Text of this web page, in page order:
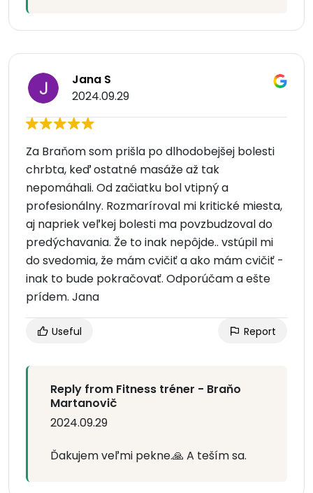
Jana S
2024.09.29
Za Braňom som prišla po dlhodobejšej bolesti
chrbta, keď ostatné masáže až tak
nepomáhali. Od začiatku bol vtipný a
profesionálny. Rozmaríroval mi kritické miesta,
aj napriek veľkej bolesti ma povzbudzoval do
predýchavania. Že to inak nepôjde.. vstúpil mi
do svedomia, že mám cvičiť a ako mám cvičiť -
inak to bude pokračovať. Odporúčam a ešte
prídem. Jana
Useful Report
Reply from Fitness tréner - Braňo
Martanovič
2024.09.29
Ďakujem veľmi pekne.🙏 A teším sa.